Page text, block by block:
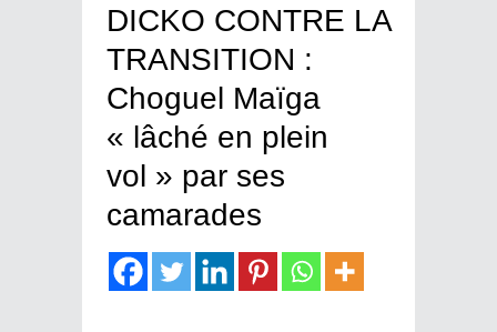
DICKO CONTRE LA
TRANSITION :
Choguel Maïga
« lâché en plein
vol » par ses
camarades